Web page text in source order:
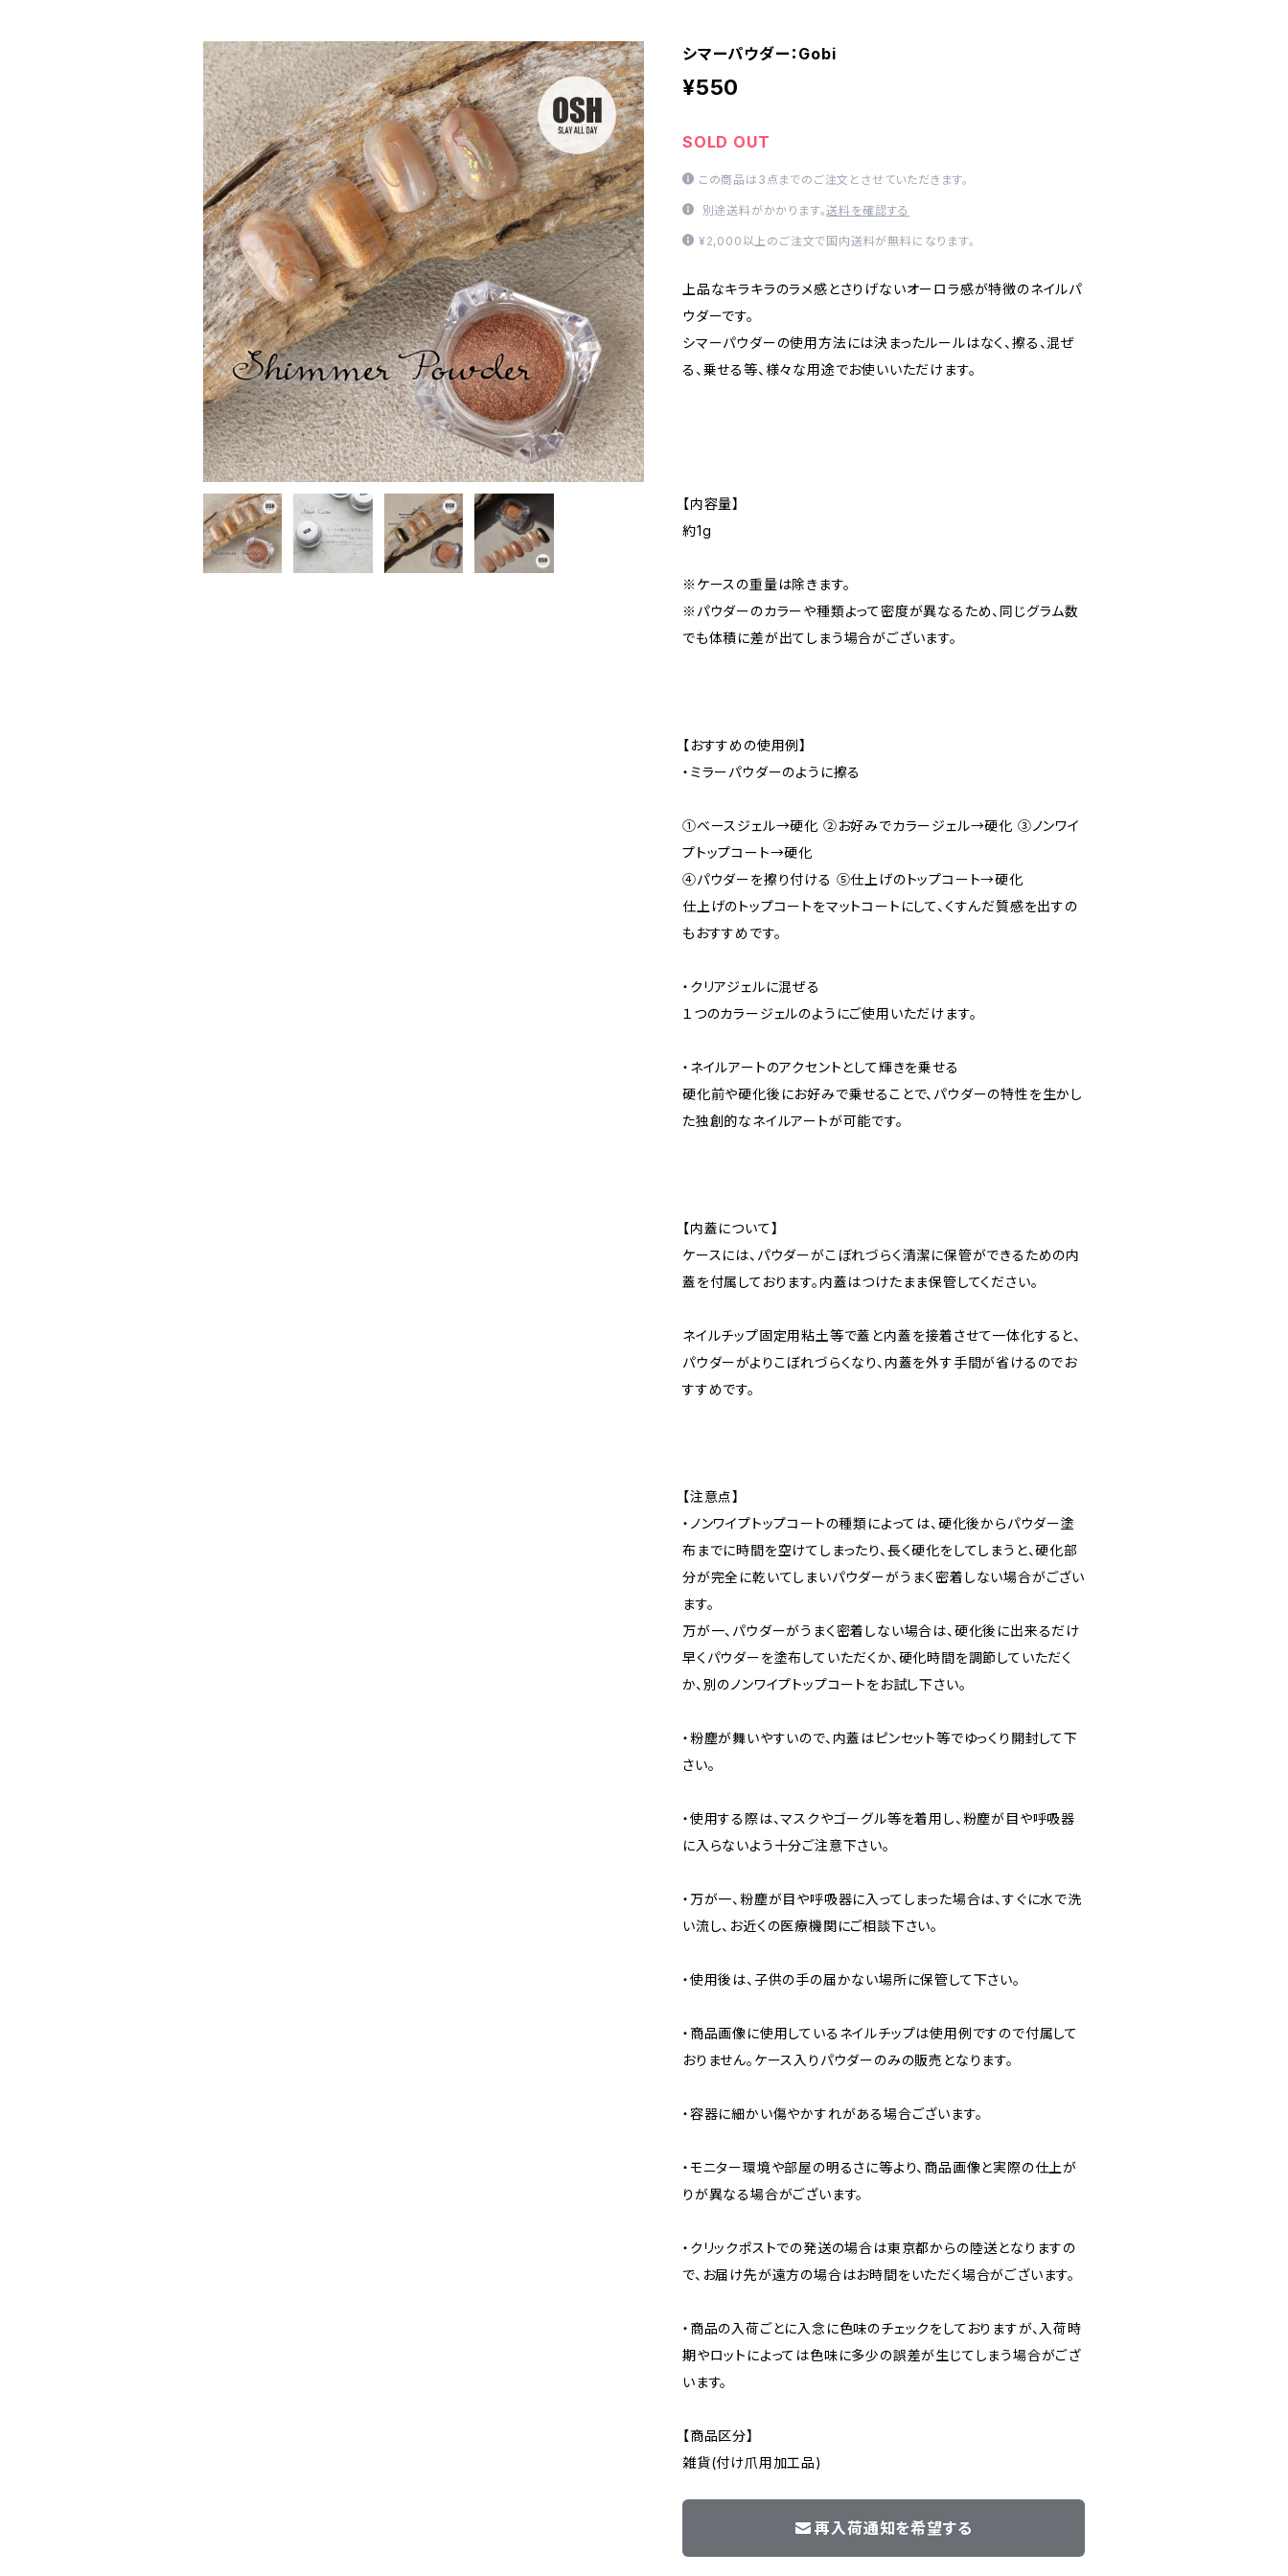
シマーパウダー：Gobi
¥550
SOLD OUT
この商品は3点までのご注文とさせていただきます。
別途送料がかかります。送料を確認する
¥2,000以上のご注文で国内送料が無料になります。
上品なキラキラのラメ感とさりげないオーロラ感が特徴のネイルパ
ウダーです。
シマーパウダーの使用方法には決まったルールはなく、擦る、混ぜ
る、乗せる等、様々な用途でお使いいただけます。
【内容量】
約1g
※ケースの重量は除きます。
※パウダーのカラーや種類よって密度が異なるため、同じグラム数
でも体積に差が出てしまう場合がございます。
【おすすめの使用例】
・ミラーパウダーのように擦る
①ベースジェル→硬化 ②お好みでカラージェル→硬化 ③ノンワイ
プトップコート→硬化
④パウダーを擦り付ける ⑤仕上げのトップコート→硬化
仕上げのトップコートをマットコートにして、くすんだ質感を出すの
もおすすめです。
・クリアジェルに混ぜる
１つのカラージェルのようにご使用いただけます。
・ネイルアートのアクセントとして輝きを乗せる
硬化前や硬化後にお好みで乗せることで、パウダーの特性を生かし
た独創的なネイルアートが可能です。
【内蓋について】
ケースには、パウダーがこぼれづらく清潔に保管ができるための内
蓋を付属しております。内蓋はつけたまま保管してください。
ネイルチップ固定用粘土等で蓋と内蓋を接着させて一体化すると、
パウダーがよりこぼれづらくなり、内蓋を外す手間が省けるのでお
すすめです。
【注意点】
・ノンワイプトップコートの種類によっては、硬化後からパウダー塗
布までに時間を空けてしまったり、長く硬化をしてしまうと、硬化部
分が完全に乾いてしまいパウダーがうまく密着しない場合がござい
ます。
万が一、パウダーがうまく密着しない場合は、硬化後に出来るだけ
早くパウダーを塗布していただくか、硬化時間を調節していただく
か、別のノンワイプトップコートをお試し下さい。
・粉塵が舞いやすいので、内蓋はピンセット等でゆっくり開封して下
さい。
・使用する際は、マスクやゴーグル等を着用し、粉塵が目や呼吸器
に入らないよう十分ご注意下さい。
・万が一、粉塵が目や呼吸器に入ってしまった場合は、すぐに水で洗
い流し、お近くの医療機関にご相談下さい。
・使用後は、子供の手の届かない場所に保管して下さい。
・商品画像に使用しているネイルチップは使用例ですので付属して
おりません。ケース入りパウダーのみの販売となります。
・容器に細かい傷やかすれがある場合ございます。
・モニター環境や部屋の明るさに等より、商品画像と実際の仕上が
りが異なる場合がございます。
・クリックポストでの発送の場合は東京都からの陸送となりますの
で、お届け先が遠方の場合はお時間をいただく場合がございます。
・商品の入荷ごとに入念に色味のチェックをしておりますが、入荷時
期やロットによっては色味に多少の誤差が生じてしまう場合がござ
います。
【商品区分】
雑貨(付け爪用加工品)
再入荷通知を希望する